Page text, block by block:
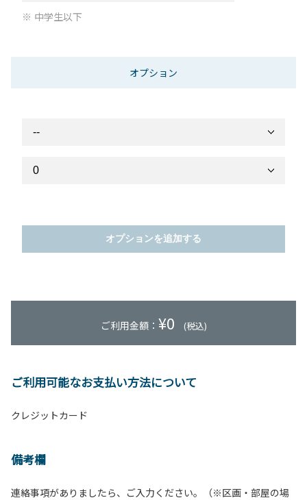
中学生以下
オプション
オプションを追加する
ご利用金額： ¥0 (税込)
ご利用可能なお支払い方法について
クレジットカード
備考欄
連絡事項がありましたら、ご入力ください。（※区画・部屋の場